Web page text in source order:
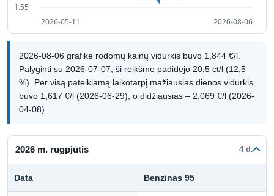
2026-08-06 grafike rodomų kainų vidurkis buvo 1,844 €/l.
Palyginti su 2026-07-07, ši reikšmė padidėjo 20,5 ct/l (12,5
%). Per visą pateikiamą laikotarpį mažiausias dienos vidurkis
buvo 1,617 €/l (2026-06-29), o didžiausias – 2,069 €/l (2026-
04-08).
2026 m. rugpjūtis 4 d.
Data Benzinas 95